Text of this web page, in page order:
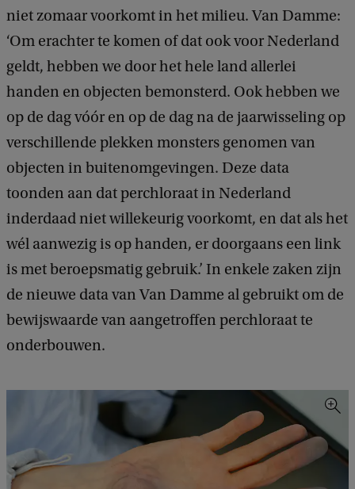
niet zomaar voorkomt in het milieu. Van Damme:
‘Om erachter te komen of dat ook voor Nederland
geldt, hebben we door het hele land allerlei
handen en objecten bemonsterd. Ook hebben we
op de dag vóór en op de dag na de jaarwisseling op
verschillende plekken monsters genomen van
objecten in buitenomgevingen. Deze data
toonden aan dat perchloraat in Nederland
inderdaad niet willekeurig voorkomt, en dat als het
wél aanwezig is op handen, er doorgaans een link
is met beroepsmatig gebruik.’ In enkele zaken zijn
de nieuwe data van Van Damme al gebruikt om de
bewijswaarde van aangetroffen perchloraat te
onderbouwen.